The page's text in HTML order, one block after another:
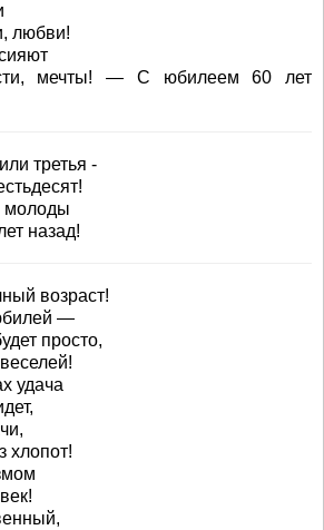
любви!
мечты! — С юбилеем 60 лет
третья -
молоды
назад!
возраст!
—
просто,
удача
хлопот!